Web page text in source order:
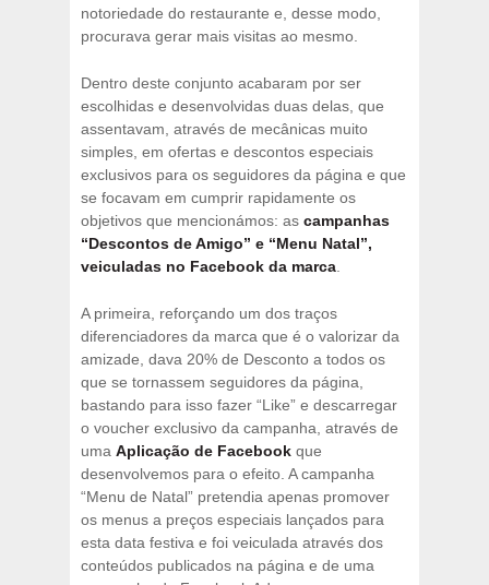
notoriedade do restaurante e, desse modo,
procurava gerar mais visitas ao mesmo.
Dentro deste conjunto acabaram por ser
escolhidas e desenvolvidas duas delas, que
assentavam, através de mecânicas muito
simples, em ofertas e descontos especiais
exclusivos para os seguidores da página e que
se focavam em cumprir rapidamente os
objetivos que mencionámos: as campanhas
“Descontos de Amigo” e “Menu Natal”,
veiculadas no Facebook da marca
A primeira, reforçando um dos traços
diferenciadores da marca que é o valorizar da
amizade, dava 20% de Desconto a todos os
que se tornassem seguidores da página,
bastando para isso fazer “Like” e descarregar
o voucher exclusivo da campanha, através de
uma Aplicação de Facebook que
desenvolvemos para o efeito. A campanha
“Menu de Natal” pretendia apenas promover
os menus a preços especiais lançados para
esta data festiva e foi veiculada através dos
conteúdos publicados na página e de uma